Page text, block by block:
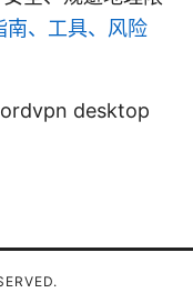
南、工具、风险
desktop